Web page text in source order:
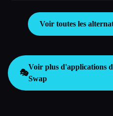
Voir toutes les
🎭
Voir plus d'applications
Swap